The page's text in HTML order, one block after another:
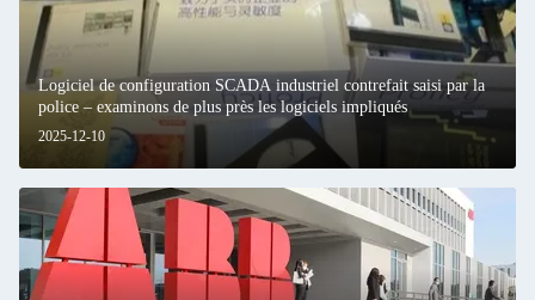
2025-12-10
Logiciel de configuration SCADA industriel contrefait saisi par la
police – examinons de plus près les logiciels impliqués